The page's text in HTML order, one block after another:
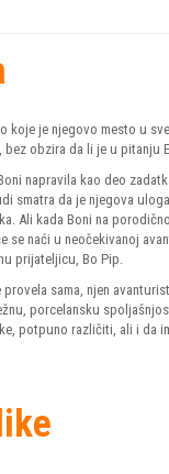
koje je njegovo mesto u
bez obzira da li je u pitanju
napravila kao deo
smatra da je njegova
Ali kada Boni na
se naći u neočekivanoj
prijateljicu, Bo Pip.
sama, njen
porcelansku
potpuno različiti, ali i da